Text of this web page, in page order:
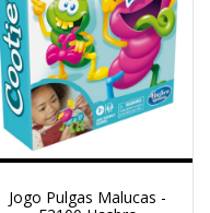
Jogo Pulgas Malucas -